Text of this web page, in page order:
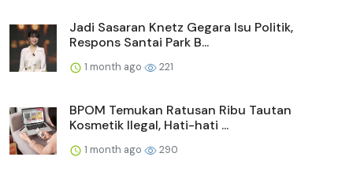
Jadi Sasaran Knetz Gegara Isu Politik,
Respons Santai Park B...
1 month ago 221
BPOM Temukan Ratusan Ribu Tautan
Kosmetik Ilegal, Hati-hati ...
1 month ago 290